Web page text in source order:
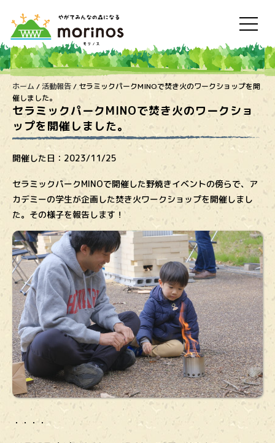
ホーム /活動報告/ セラミックパークMINOで焚き火のワークショップを開
催しました。
セラミックパークMINOで焚き火のワークショ
ップを開催しました。
開催した日： 2023/11/25
セラミックパークMINOで開催した野焼きイベントの傍らで、ア
カデミーの学生が企画した焚き火ワークショップを開催しまし
た。その様子を報告します！
・・・・